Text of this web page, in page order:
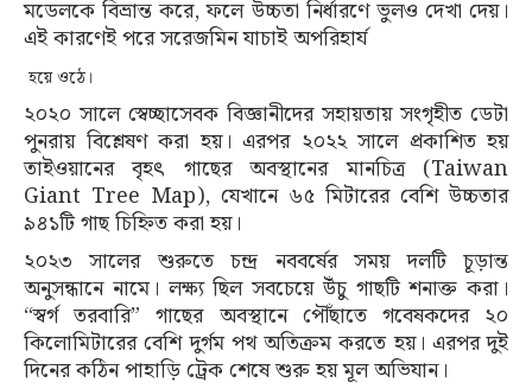
মডেলকে বিভ্রান্ত করে, ফলে উচ্চতা নির্ধারণে ভুলও দেখা দেয়।
এই কারণেই পরে সরেজমিন যাচাই অপরিহার্য
হয়ে ওঠে।
২০২০ সালে স্বেচ্ছাসেবক বিজ্ঞানীদের সহায়তায় সংগৃহীত ডেটা
পুনরায় বিশ্লেষণ করা হয়। এরপর ২০২২ সালে প্রকাশিত হয়
তাইওয়ানের বৃহৎ গাছের অবস্থানের মানচিত্র (Taiwan
Giant Tree Map), যেখানে ৬৫ মিটারের বেশি উচ্চতার
৯৪১টি গাছ চিহ্নিত করা হয়।
২০২৩ সালের শুরুতে চন্দ্র নববর্ষের সময় দলটি চূড়ান্ত
অনুসন্ধানে নামে। লক্ষ্য ছিল সবচেয়ে উঁচু গাছটি শনাক্ত করা।
“স্বর্গ তরবারি” গাছের অবস্থানে পৌঁছাতে গবেষকদের ২০
কিলোমিটারের বেশি দুর্গম পথ অতিক্রম করতে হয়। এরপর দুই
দিনের কঠিন পাহাড়ি ট্রেক শেষে শুরু হয় মূল অভিযান।